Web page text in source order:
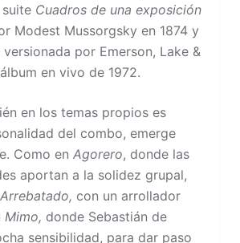
Cuadros de una exposición
Modest Mussorgsky en 1874 y
por Emerson, Lake &
en vivo de 1972.
en los temas propios es
del combo, emerge
Como en Agorero, donde las
aportan a la solidez grupal,
Arrebatado, con un arrollador
Mimo, donde Sebastián de
sensibilidad, para dar paso